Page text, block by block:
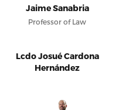
Jaime Sanabria
Professor of Law
Lcdo Josué Cardona
Hernández